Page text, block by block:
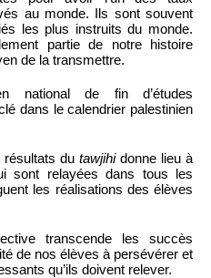
au monde. Ils sont souvent
les plus instruits du monde.
partie de notre histoire
de la transmettre.
national de fin d’études
dans le calendrier palestinien
résultats du tawjihidonne lieu à
sont relayées dans tous les
les réalisations des élèves
transcende les succès
de nos élèves à persévérer et
qu’ils doivent relever.